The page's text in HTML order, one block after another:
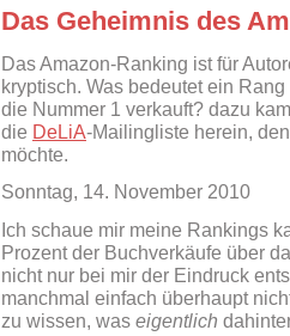
Das Geheimnis des
Das Amazon-Ranking ist für
kryptisch. Was bedeutet ein
die Nummer 1 verkauft? dazu
die DeLiA-Mailingliste herein,
möchte.
Sonntag, 14. November 2010
Ich schaue mir meine Rankings
Prozent der Buchverkäufe über
nicht nur bei mir der Eindruck
manchmal einfach überhaupt
zu wissen, was eigentlich